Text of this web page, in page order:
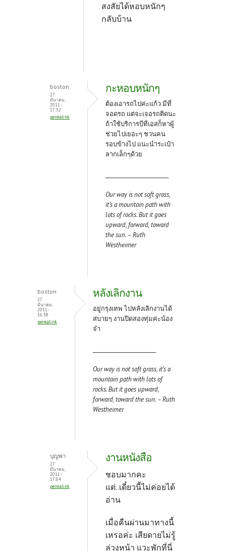
สงสัยได้หอบหนักๆ
กลับบ้าน
boston
27
มีนาคม,
2011 -
17:32
permalink
กะหอบหนักๆ
ต้องเอารถไปค่ะแก้ว มีที่
จอดรถ แต่จะเจอรถติดนะ
ถ้าใช้บริการบีทีเอสก็หาผู้
ช่วยไปเยอะๆ ชวนคน
รอบข้างไป แนะนำระเป๋า
ลากเล็กๆด้วย
Our way is not soft grass,
it’s a mountain path with
lots of rocks. But it goes
upward, forward, toward
the sun. – Ruth
Westheimer
boston
27
มีนาคม,
2011 -
16:58
permalink
หลังเลิกงาน
อยู่กรุงเทพ ไปหลังเลิกงานได้
สบายๆ งานปิดสองทุ่มค่ะน้อง
จ๋า
Our way is not soft grass, it’s a
mountain path with lots of
rocks. But it goes upward,
forward, toward the sun. – Ruth
Westheimer
บุญพา
27
มีนาคม,
2011 -
17:04
permalink
งานหนังสือ
ชอบมากคะ
แต่..เดี๋ยวนี้ไม่ค่อยได้
อ่าน
เมื่อคืนผ่านมาทางนี้
เหรอค่ะ เสียดายไม่รู้
ล่วงหน้า แวะพักที่นี่